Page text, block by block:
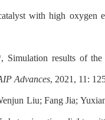
with high oxygen
results of the
Advances, 2021, 11:
Liu; Fang Jia;